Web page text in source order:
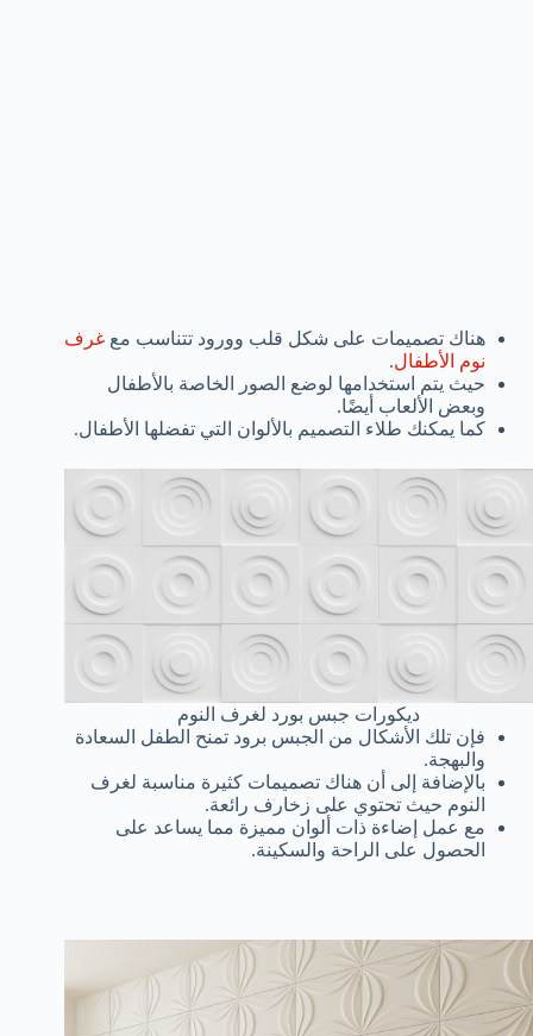
هناك تصميمات على شكل قلب وورود تتناسب مع غرف
نوم الأطفال.
حيث يتم استخدامها لوضع الصور الخاصة بالأطفال
وبعض الألعاب أيضًا.
كما يمكنك طلاء التصميم بالألوان التي تفضلها الأطفال.
ديكورات جبس بورد لغرف النوم
فإن تلك الأشكال من الجبس برود تمنح الطفل السعادة
والبهجة.
بالإضافة إلى أن هناك تصميمات كثيرة مناسبة لغرف
النوم حيث تحتوي على زخارف رائعة.
مع عمل إضاءة ذات ألوان مميزة مما يساعد على
الحصول على الراحة والسكينة.